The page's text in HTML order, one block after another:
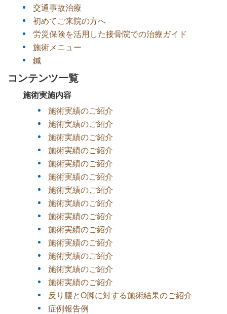
交通事故治療
初めてご来院の方へ
労災保険を活用した接骨院での治療ガイド
施術メニュー
鍼
コンテンツ一覧
施術実施内容
施術実績のご紹介
施術実績のご紹介
施術実績のご紹介
施術実績のご紹介
施術実績のご紹介
施術実績のご紹介
施術実績のご紹介
施術実績のご紹介
施術実績のご紹介
施術実績のご紹介
施術実績のご紹介
施術実績のご紹介
施術実績のご紹介
施術実績のご紹介
反り腰とO脚に対する施術結果のご紹介
症例報告例